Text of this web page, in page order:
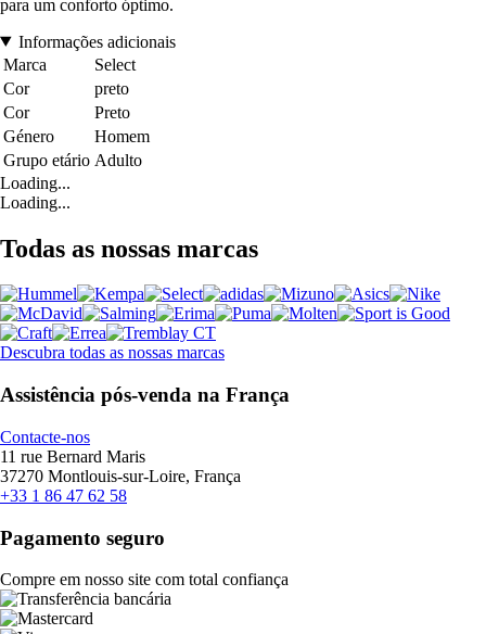
para um conforto óptimo.
Informações adicionais
Marca
Select
Cor
preto
Cor
Preto
Género
Homem
Grupo etário Adulto
Loading...
Loading...
Todas as nossas marcas
Descubra todas as nossas marcas
Assistência pós-venda na França
Contacte-nos
11 rue Bernard Maris
37270 Montlouis-sur-Loire, França
+33 1 86 47 62 58
Pagamento seguro
Compre em nosso site com total confiança